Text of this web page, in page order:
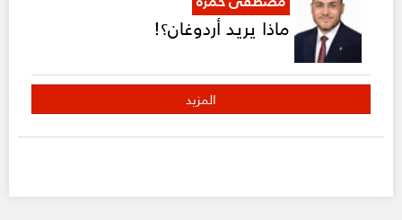
ماذا يريد أردوغان؟!
المزيد